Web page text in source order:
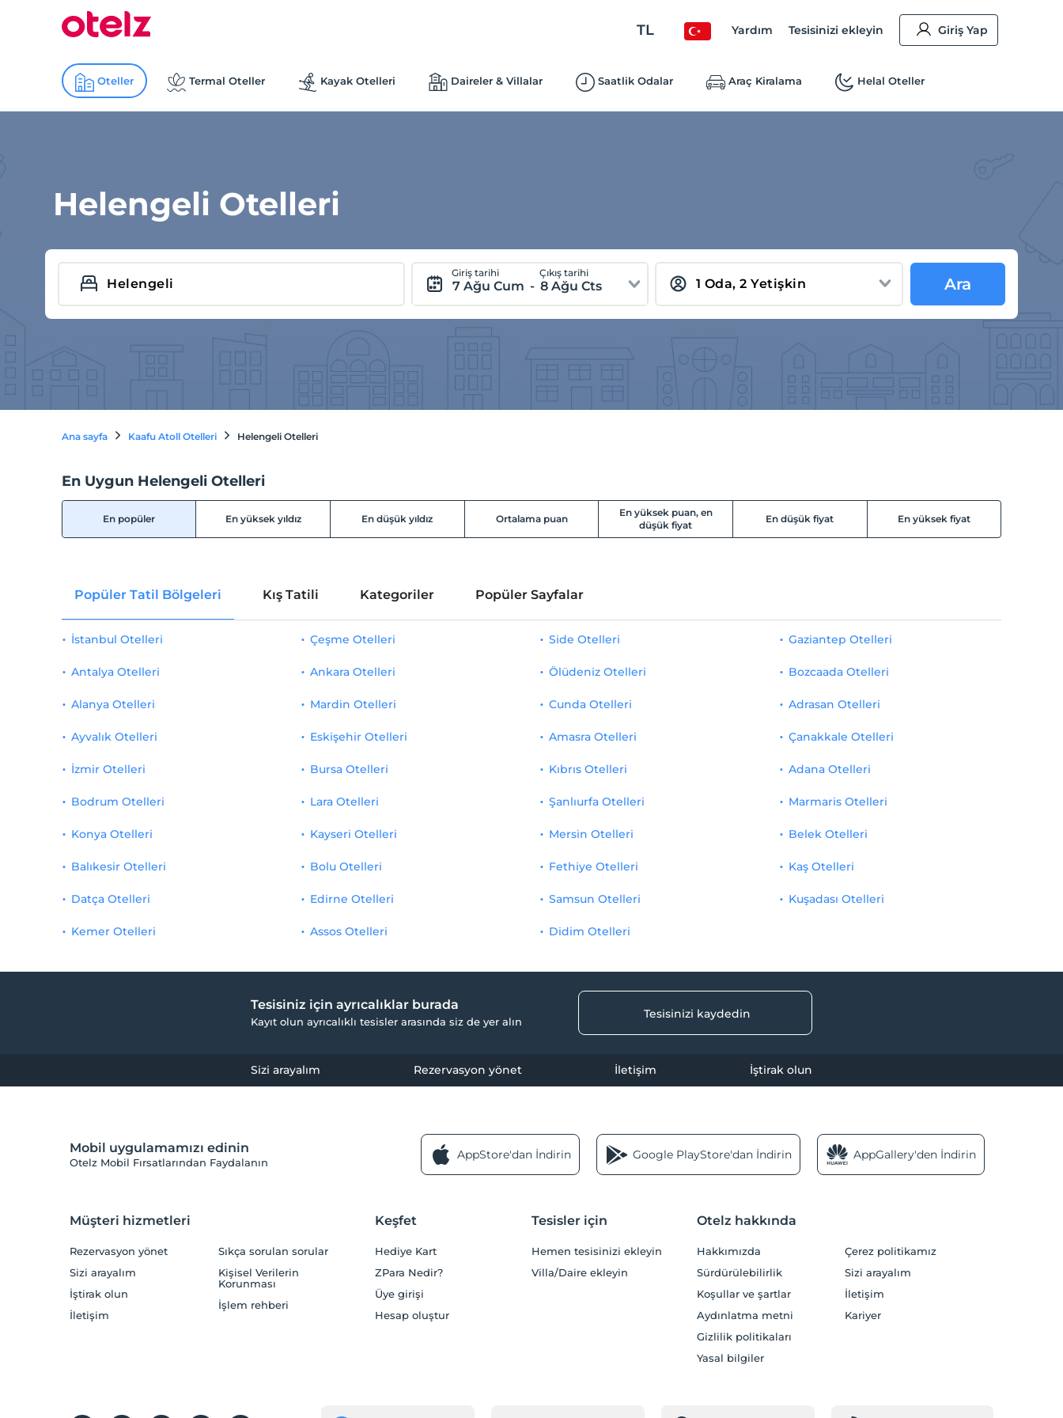
TL Yardım Tesisinizi ekleyin Giriş Yap
Oteller Termal Oteller Kayak Otelleri Daireler & Villalar Saatlik Odalar Araç Kiralama Helal Oteller
Helengeli Otelleri
Giriş tarihi
7 Ağu Cum -
Çıkış tarihi
8 Ağu Cts Ara
Ana sayfa Kaafu Atoll Otelleri Helengeli Otelleri
En Uygun Helengeli Otelleri
En popüler En yüksek yıldız En düşük yıldız Ortalama puan
En yüksek puan, en
düşük fiyat
En düşük fiyat En yüksek fiyat
Popüler Tatil Bölgeleri Kış Tatili Kategoriler Popüler Sayfalar
İstanbul Otelleri
Antalya Otelleri
Alanya Otelleri
Ayvalık Otelleri
İzmir Otelleri
Çeşme Otelleri
Ankara Otelleri
Mardin Otelleri
Eskişehir Otelleri
Bursa Otelleri
Side Otelleri
Ölüdeniz Otelleri
Cunda Otelleri
Amasra Otelleri
Kıbrıs Otelleri
Gaziantep Otelleri
Bozcaada Otelleri
Adrasan Otelleri
Çanakkale Otelleri
Adana Otelleri
Bodrum Otelleri
Konya Otelleri
Balıkesir Otelleri
Datça Otelleri
Kemer Otelleri
Lara Otelleri
Kayseri Otelleri
Bolu Otelleri
Edirne Otelleri
Assos Otelleri
Şanlıurfa Otelleri
Mersin Otelleri
Fethiye Otelleri
Samsun Otelleri
Didim Otelleri
Marmaris Otelleri
Belek Otelleri
Kaş Otelleri
Kuşadası Otelleri
Tesisiniz için ayrıcalıklar burada
Kayıt olun ayrıcalıklı tesisler arasında siz de yer alın
Tesisinizi kaydedin
Sizi arayalım Rezervasyon yönet İletişim İştirak olun
Mobil uygulamamızı edinin
Otelz Mobil Fırsatlarından Faydalanın
AppStore'dan İndirin Google PlayStore'dan İndirin AppGallery'den İndirin
Müşteri hizmetleri
Rezervasyon yönet
Sizi arayalım
İştirak olun
İletişim
Sıkça sorulan sorular
Kişisel Verilerin
Korunması
İşlem rehberi
Keşfet
Hediye Kart
ZPara Nedir?
Üye girişi
Hesap oluştur
Tesisler için
Hemen tesisinizi ekleyin
Villa/Daire ekleyin
Otelz hakkında
Hakkımızda
Sürdürülebilirlik
Koşullar ve şartlar
Aydınlatma metni
Gizlilik politikaları
Yasal bilgiler
Çerez politikamız
Sizi arayalım
İletişim
Kariyer